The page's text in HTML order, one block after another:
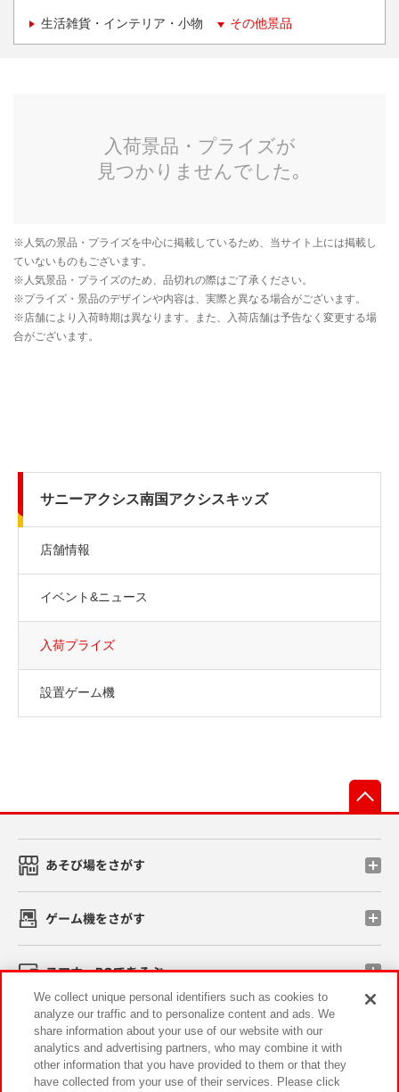
生活雑貨・インテリア・小物 その他景品
サニーアクシス南国アクシスキッズ
店舗情報
イベント&ニュース
入荷プライズ
設置ゲーム機
あそび場をさがす
ゲーム機をさがす
スマホ・PCであそぶ
イベント・キャンペーン
We collect unique personal identifiers such as cookies to
analyze our traffic and to personalize content and ads. We
share information about your use of our website with our
analytics and advertising partners, who may combine it with
other information that you have provided to them or that they
have collected from your use of their services. Please click